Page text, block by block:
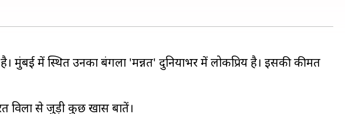
मुंबई में स्थित उनका बंगला 'मन्नत' दुनियाभर में लोकप्रिय है। इसकी कीमत